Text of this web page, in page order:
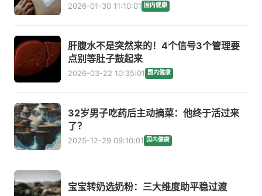
2026-01-30 11:10:01 国内健康
肝腹水不是突然来的！4个信号3个管理要
点别等肚子鼓起来
2026-03-22 10:35:01 国内健康
32岁男子吃药后主动摘菜：他终于活过来
了？
2025-12-29 09:10:01 国内健康
宝宝转奶选奶粉：三大维度助平稳过渡